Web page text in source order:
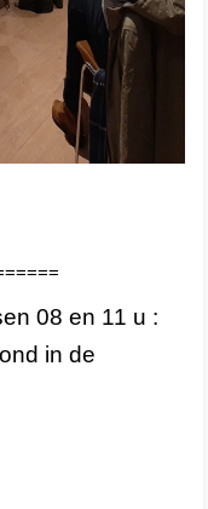
08 en 11 u :
in de